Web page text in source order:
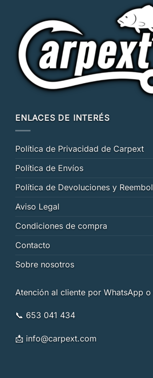
ENLACES DE INTERÉS
Política de Privacidad de Carpext
Política de Envíos
Política de Devoluciones y
Aviso Legal
Condiciones de compra
Contacto
Sobre nosotros
Atención al cliente por WhatsApp o
📞 653 041 434
📩 info@carpext.com